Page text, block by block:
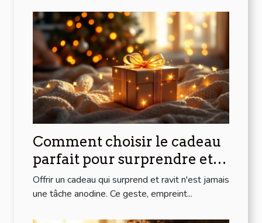
Comment choisir le cadeau
parfait pour surprendre et
ravir ?
Offrir un cadeau qui surprend et ravit n'est jamais
une tâche anodine. Ce geste, empreint...